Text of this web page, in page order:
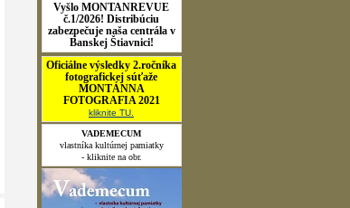
Vyšlo MONTANREVUE
č.1/2026! Distribúciu
zabezpečuje naša centrála v
Banskej Štiavnici!
Oficiálne výsledky 2.ročníka
fotografickej súťaže
MONTÁNNA
FOTOGRAFIA 2021
kliknite TU.
VADEMECUM
vlastníka kultúrnej pamiatky
- kliknite na obr.